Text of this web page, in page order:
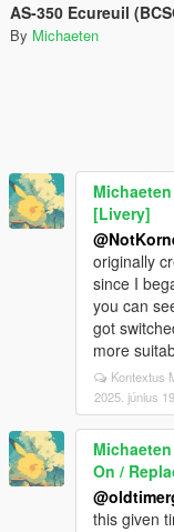
AS-350 Ecureuil (BCSO Liverace | Livery |
By Michaeten
Michaeten
[Livery]
originally
since I
you can
got
more
Kontextus
2025. június 19.
Michaeten
On /
this given